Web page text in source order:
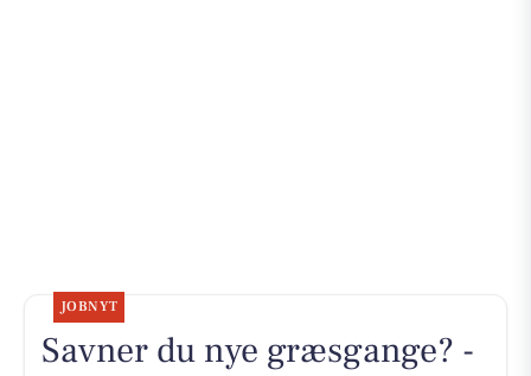
JOBNYT
Savner du nye græsgange? -